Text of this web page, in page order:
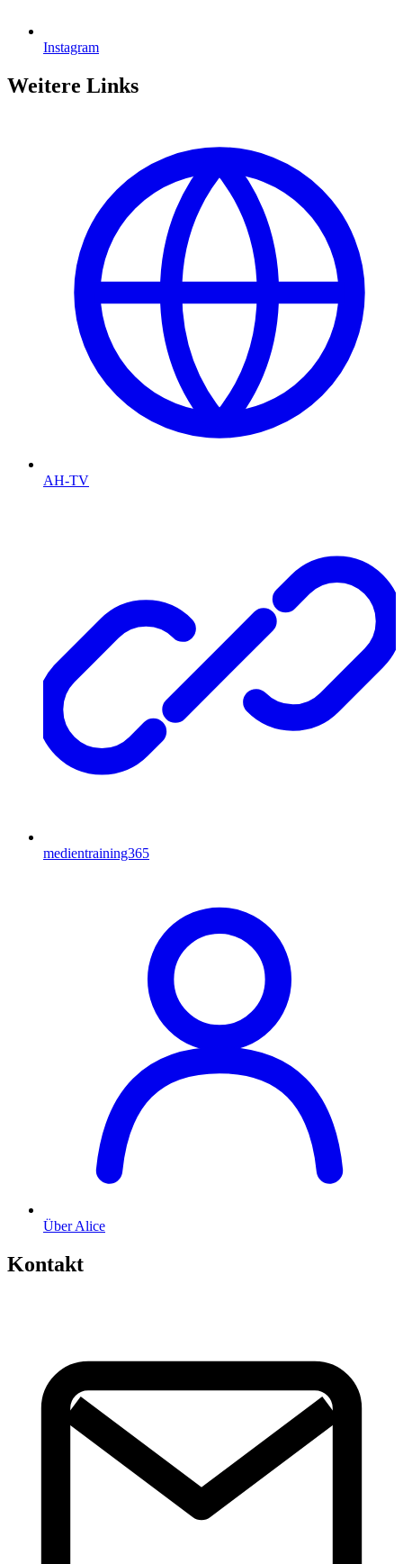
Instagram
Weitere Links
AH-TV
medientraining365
Über Alice
Kontakt